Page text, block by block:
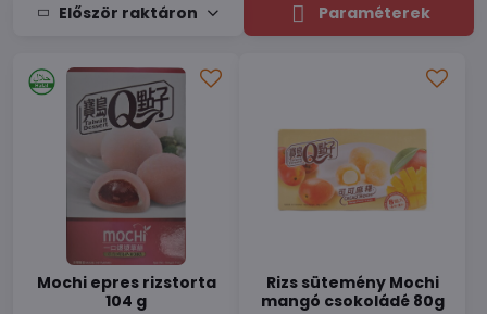
Először raktáron Paraméterek
Mochi epres rizstorta
104 g
Rizs sütemény Mochi
mangó csokoládé 80g